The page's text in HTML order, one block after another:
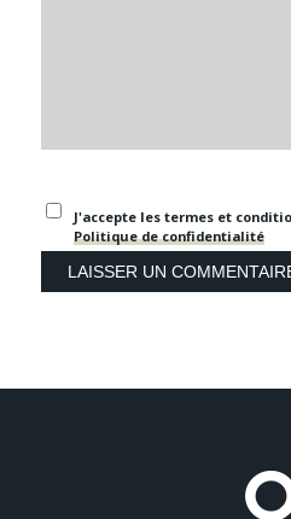
J'accepte les termes et
Politique de confidentialité